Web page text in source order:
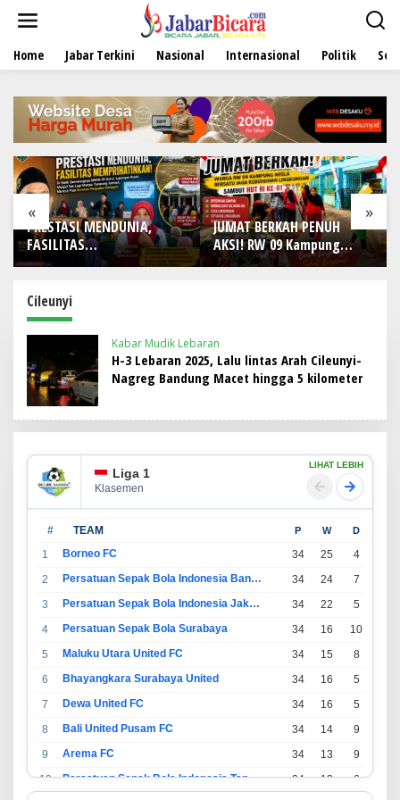
t
Home Jabar Terkini Nasional Internasional Politik
« »
PRESTASI MENDUNIA,
FASILITAS
MEMPRIHATINKAN! Di Balik
Garut, Lapangan Hoki
Rusak, Masjid Tak Lagi
Mampu Tampung Jamaah,
Penjualan Seragam Ikut
Jadi Sorotan
JUMAT BERKAH PENUH
AKSI! RW 09 Kampung
Negla Buktikan Gotong
Cileunyi
Kabar Mudik Lebaran
H-3 Lebaran 2025, Lalu lintas Arah Cileunyi-
Nagreg Bandung Macet hingga 5 kilometer
Liga 1
Klasemen
LIHAT LEBIH
# TEAM P W D
1 Borneo FC 34 25 4
2
Persatuan Sepak Bola Indonesia Bandung 34 24 7
3
Persatuan Sepak Bola Indonesia Jakarta 34 22 5
4
Persatuan Sepak Bola Surabaya 34 16 10
5
Maluku Utara United FC 34 15 8
6
Bhayangkara Surabaya United 34 16 5
7
Dewa United FC 34 16 5
8
Bali United Pusam FC 34 14 9
9
Arema FC 34 13 9
10
Persatuan Sepak Bola Indonesia Tangerang 34 13 6